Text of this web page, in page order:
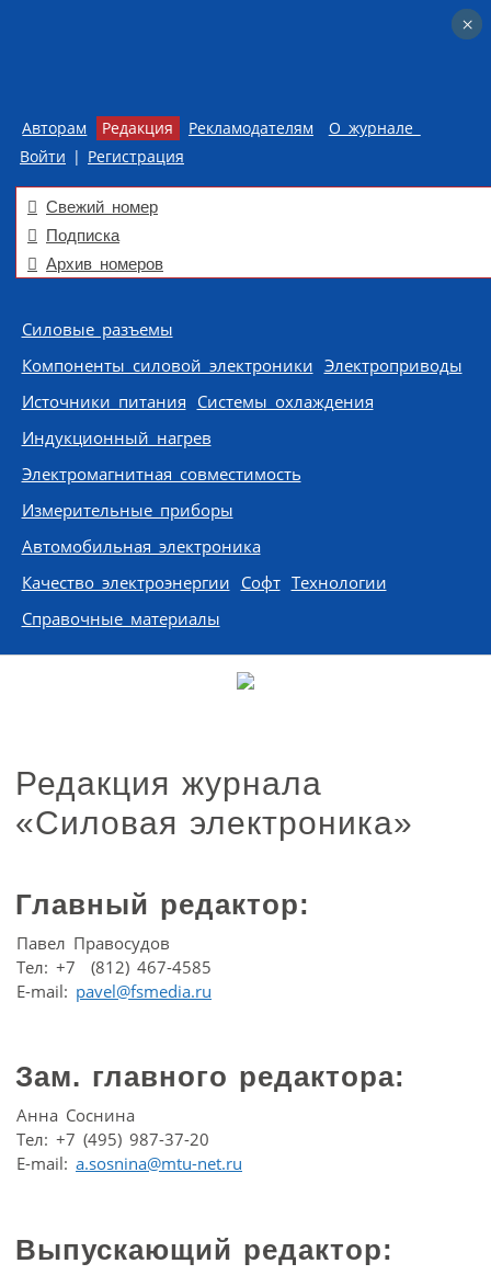
Авторам Редакция Рекламодателям
О журнале
Войти | Регистрация
Свежий номер
Подписка
Архив номеров
Skip to content
Силовые разъемы
Компоненты силовой электроники Электроприводы
Источники питания Системы охлаждения
Индукционный нагрев
Электромагнитная совместимость
Измерительные приборы
Автомобильная электроника
Качество электроэнергии Софт Технологии
Справочные материалы
Редакция журнала
«Силовая электроника»
Главный редактор:
Павел Правосудов
Тел: +7 (812) 467-4585
E-mail: pavel@fsmedia.ru
Зам. главного редактора:
Анна Соснина
Тел: +7 (495) 987-37-20
E-mail: a.sosnina@mtu-net.ru
Выпускающий редактор:
×
×